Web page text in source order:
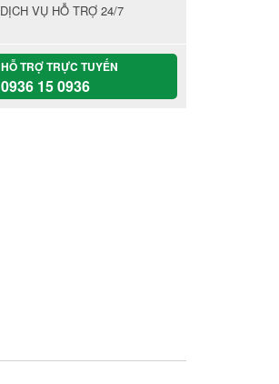
DỊCH VỤ HỖ TRỢ 24/7
HỖ TRỢ TRỰC TUYẾN
0936 15 0936